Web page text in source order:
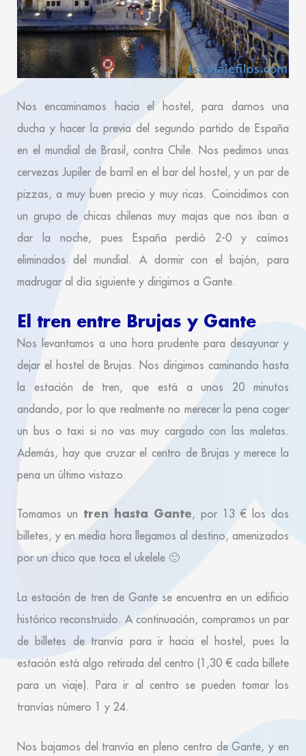
Nos encaminamos hacia el hostel, para darnos una
ducha y hacer la previa del segundo partido de España
en el mundial de Brasil, contra Chile. Nos pedimos unas
cervezas Jupiler de barril en el bar del hostel, y un par de
pizzas, a muy buen precio y muy ricas. Coincidimos con
un grupo de chicas chilenas muy majas que nos iban a
dar la noche, pues España perdió 2-0 y caímos
eliminados del mundial. A dormir con el bajón, para
madrugar al día siguiente y dirigirnos a Gante.
El tren entre Brujas y Gante
Nos levantamos a una hora prudente para desayunar y
dejar el hostel de Brujas. Nos dirigimos caminando hasta
la estación de tren, que está a unos 20 minutos
andando, por lo que realmente no merecer la pena coger
un bus o taxi si no vas muy cargado con las maletas.
Además, hay que cruzar el centro de Brujas y merece la
pena un último vistazo.
Tomamos un tren hasta Gante, por 13 € los dos
billetes, y en media hora llegamos al destino, amenizados
por un chico que toca el ukelele 🙂
La estación de tren de Gante se encuentra en un edificio
histórico reconstruido. A continuación, compramos un par
de billetes de tranvía para ir hacia el hostel, pues la
estación está algo retirada del centro (1,30 € cada billete
para un viaje). Para ir al centro se pueden tomar los
tranvías número 1 y 24.
Nos bajamos del tranvía en pleno centro de Gante, y en